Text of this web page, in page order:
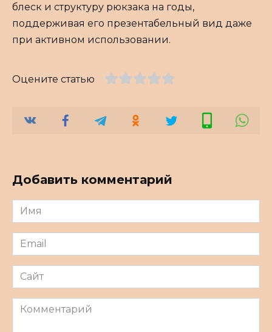
блеск и структуру рюкзака на годы,
поддерживая его презентабельный вид даже
при активном использовании.
Оцените статью
Добавить комментарий
Имя
*
Email
*
Сайт
Комментарий